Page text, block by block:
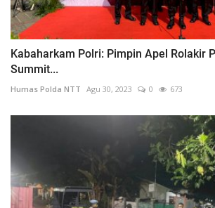
Kabaharkam Polri: Pimpin Apel Rolakir
Summit...
Humas Polda NTT Agu 30, 2023 0 673